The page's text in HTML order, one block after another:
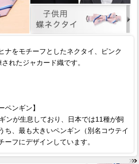
ナをモチーフとしたネクタイ、ピンク
れたジャカード織です。
ペンギン】
ンが生息しており、日本では11種が飼
ち、最も大きいペンギン（別名コウテイ
ーフにデザインしています。